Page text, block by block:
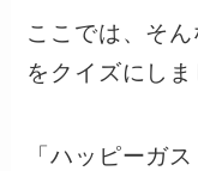
ここでは、そ
をクイズにしま
「ハッピーガ